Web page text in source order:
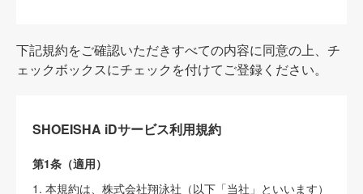
下記規約をご確認いただきすべての内容に同意の上、チ
ェックボックスにチェックを付けてご登録ください。
SHOEISHA iDサービス利用規約
第1条（適用）
1. 本規約は、株式会社翔泳社（以下「当社」といいます）